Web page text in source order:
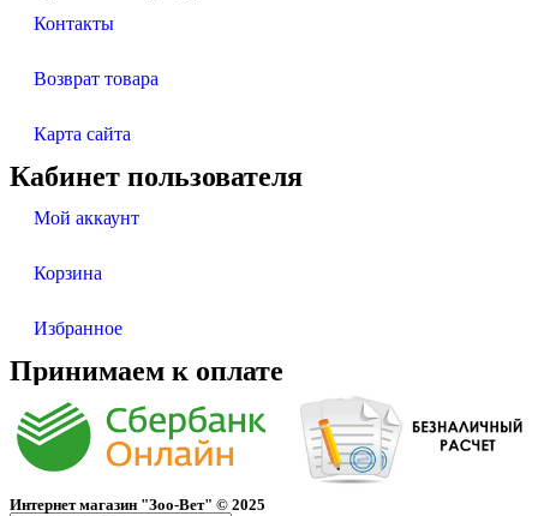
Контакты
Возврат товара
Карта сайта
Кабинет пользователя
Мой аккаунт
Корзина
Избранное
Принимаем к оплате
Интернет магазин "Зоо-Вет" © 2025